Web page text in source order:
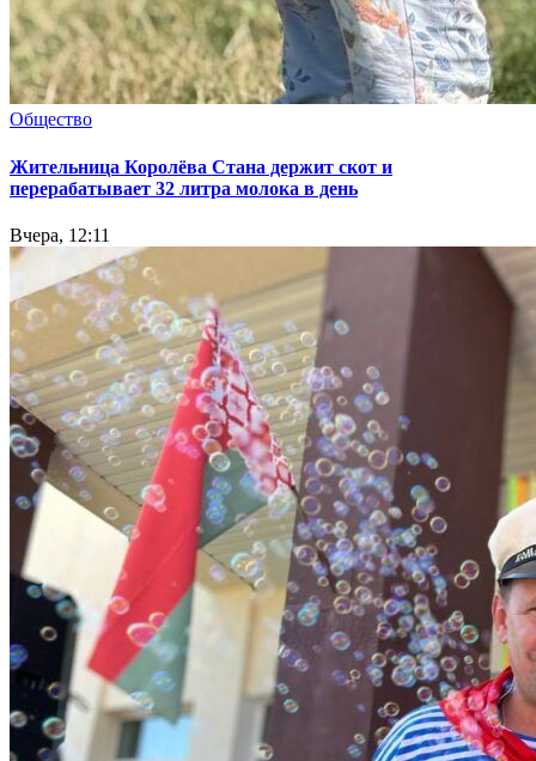
Общество
Жительница Королёва Стана держит скот и
перерабатывает 32 литра молока в день
Вчера, 12:11